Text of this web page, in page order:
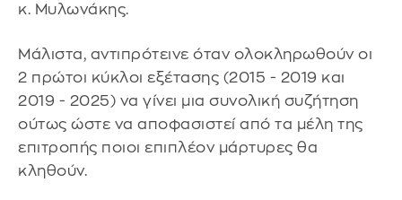
κ. Μυλωνάκης.
Μάλιστα, αντιπρότεινε όταν ολοκληρωθούν οι
2 πρώτοι κύκλοι εξέτασης (2015 - 2019 και
2019 - 2025) να γίνει μια συνολική συζήτηση
ούτως ώστε να αποφασιστεί από τα μέλη της
επιτροπής ποιοι επιπλέον μάρτυρες θα
κληθούν.